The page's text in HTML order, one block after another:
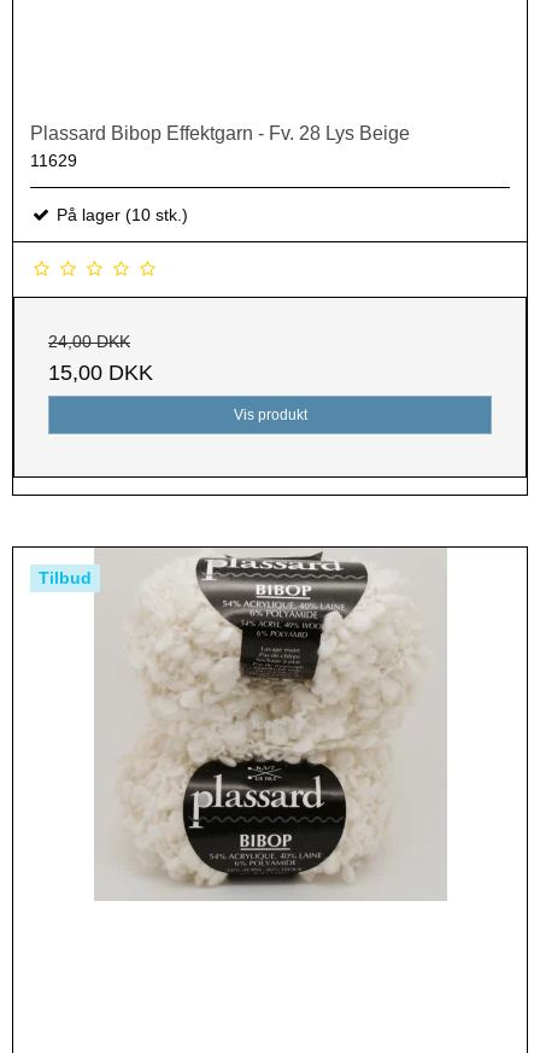
Plassard Bibop Effektgarn - Fv. 28 Lys Beige
11629
På lager (10 stk.)
24,00 DKK
15,00 DKK
Vis produkt
Tilbud